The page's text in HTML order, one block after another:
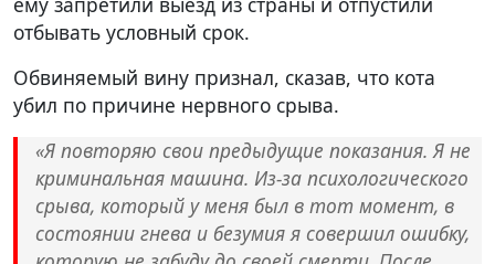
отбывать условный срок.
Обвиняемый вину признал, сказав, что кота
убил по причине нервного срыва.
«Я повторяю свои предыдущие показания. Я не
криминальная машина. Из-за психологического
срыва, который у меня был в тот момент, в
состоянии гнева и безумия я совершил ошибку,